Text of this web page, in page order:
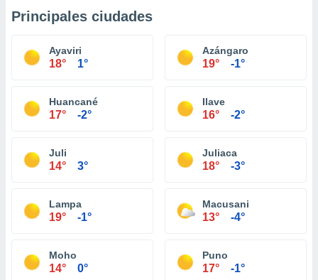
Principales ciudades
Ayaviri
18° 1°
Azángaro
19° -1°
Huancané
17° -2°
Ilave
16° -2°
Juli
14° 3°
Juliaca
18° -3°
Lampa
19° -1°
Macusani
13° -4°
Moho
14° 0°
Puno
17° -1°